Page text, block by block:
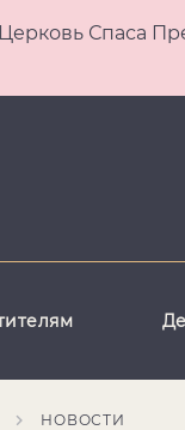
Церковь
НОВОСТИ